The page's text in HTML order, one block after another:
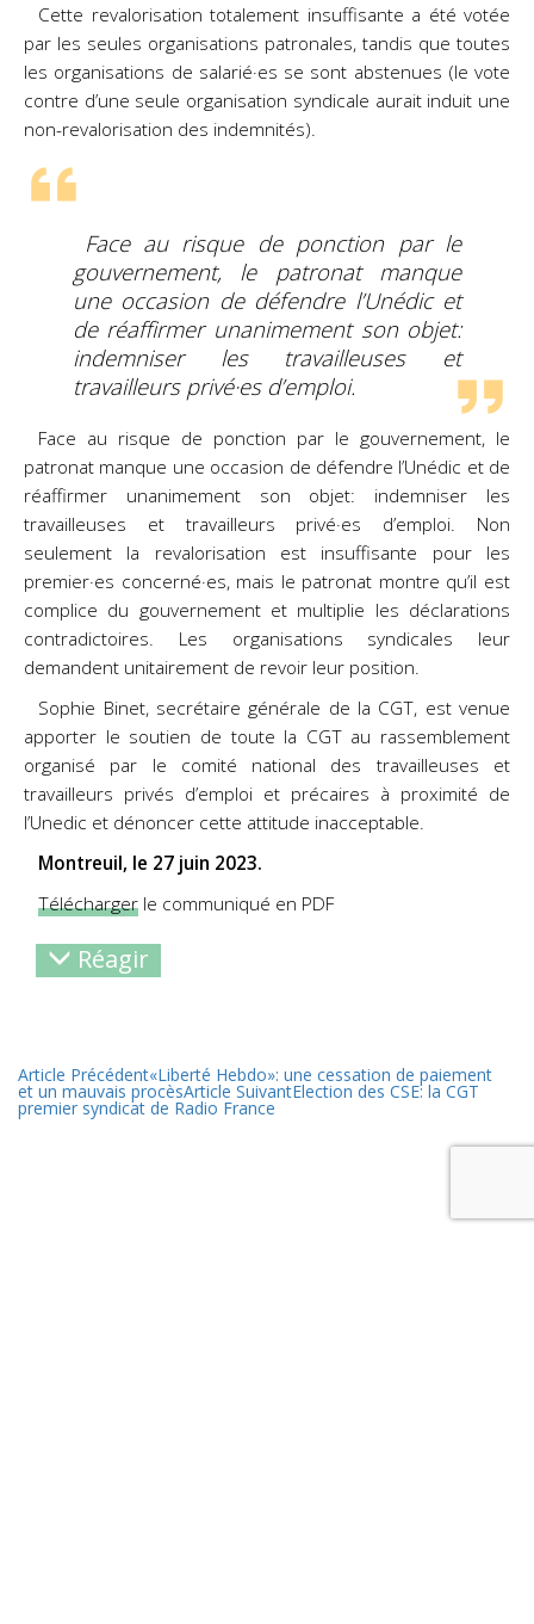
Cette revalorisation totalement insuffisante a été votée
par les seules organisations patronales, tandis que toutes
les organisations de salarié·es se sont abstenues (le vote
contre d’une seule organisation syndicale aurait induit une
non-revalorisation des indemnités).
Face au risque de ponction par le
gouvernement, le patronat manque
une occasion de défendre l’Unédic et
de réaffirmer unanimement son objet:
indemniser les travailleuses et
travailleurs privé·es d’emploi.
Face au risque de ponction par le gouvernement, le
patronat manque une occasion de défendre l’Unédic et de
réaffirmer unanimement son objet: indemniser les
travailleuses et travailleurs privé·es d’emploi. Non
seulement la revalorisation est insuffisante pour les
premier·es concerné·es, mais le patronat montre qu’il est
complice du gouvernement et multiplie les déclarations
contradictoires. Les organisations syndicales leur
demandent unitairement de revoir leur position.
Sophie Binet, secrétaire générale de la CGT, est venue
apporter le soutien de toute la CGT au rassemblement
organisé par le comité national des travailleuses et
travailleurs privés d’emploi et précaires à proximité de
l’Unedic et dénoncer cette attitude inacceptable.
Montreuil, le 27 juin 2023.
Télécharger le communiqué en PDF
Réagir
Article Précédent«Liberté Hebdo»: une cessation de paiement
et un mauvais procèsArticle SuivantElection des CSE: la CGT
premier syndicat de Radio France